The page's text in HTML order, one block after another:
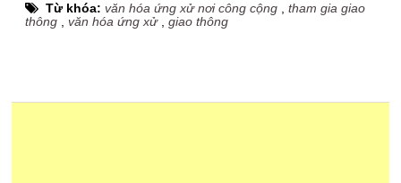
Từ khóa:văn hóa ứng xử nơi công cộng ,tham gia giao
thông ,văn hóa ứng xử,giao thông